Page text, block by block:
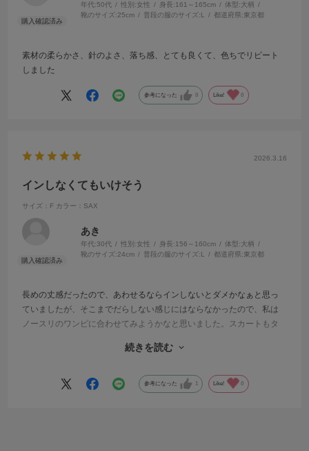
年代:50代 性別:女性 身長:161～165cm 体型:大柄
靴のサイズ:25cm 普段の服のサイズ:L 都道府県:東京都
素材の柔らかさ、針のよさ、落ち感、とても良くて、色ちでリピート
しました
参考になった 0 Like! 0
2026.3.16
インしなくてもいけそう
サイズ：F カラー：SAX
あき
年代:30代 性別:女性 身長:156～160cm 体型:大柄
靴のサイズ:24cm 普段の服のサイズ:L 都道府県:東京都
長めの丈感だったので、あわせるならインしないとダメかなぁと思っ
ていましたが、そこまでだらしない感じにはならなかったので、私は
ノースリのワンピに合わせてみようかなと思いました。スカートもタ
襟ぐりも丁度ブラやキャミの紐が見えない程度なので、オフィスで着
色はサックスにしましたがデニムに合わせても良さげでした。透け感
もめっちゃ透ける感じじゃないのが良かったです。
続きを読む
参考になった 1 Like! 0